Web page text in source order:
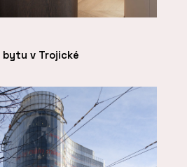
v Trojické